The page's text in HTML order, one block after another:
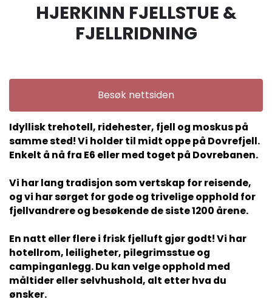
HJERKINN FJELLSTUE &
FJELLRIDNING
Besøk nettsiden
Idyllisk trehotell, ridehester, fjell og moskus på
samme sted! Vi holder til midt oppe på Dovrefjell.
Enkelt å nå fra E6 eller med toget på Dovrebanen.
Vi har lang tradisjon som vertskap for reisende,
og vi har sørget for gode og trivelige opphold for
fjellvandrere og besøkende de siste 1200 årene.
En natt eller flere i frisk fjelluft gjør godt! Vi har
hotellrom, leiligheter, pilegrimsstue og
campinganlegg. Du kan velge opphold med
måltider eller selvhushold, alt etter hva du
ønsker.